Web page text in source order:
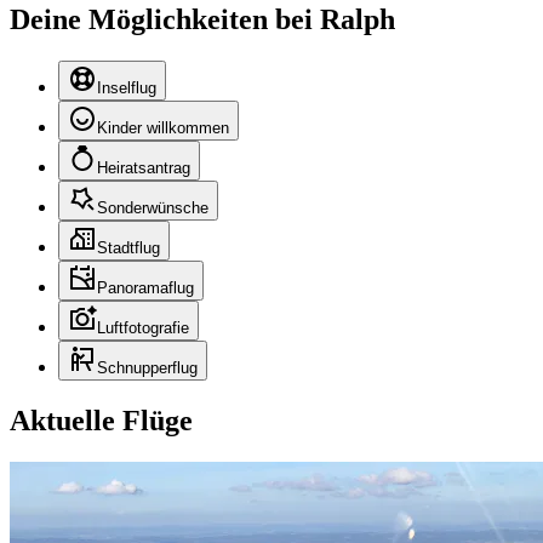
Deine Möglichkeiten bei Ralph
Inselflug
Kinder willkommen
Heiratsantrag
Sonderwünsche
Stadtflug
Panoramaflug
Luftfotografie
Schnupperflug
Aktuelle Flüge